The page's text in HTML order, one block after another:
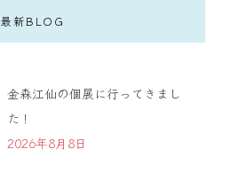
最新BLOG
金森江仙の個展に行ってきまし
た！
2026年8月8日